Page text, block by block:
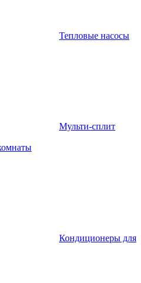
Тепловые насосы
Мульти-сплит
Кондиционеры для